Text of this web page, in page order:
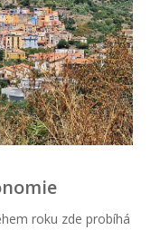
roku zde probíhá